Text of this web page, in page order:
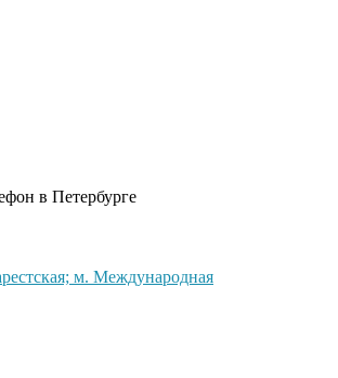
в Петербурге
м. Международная